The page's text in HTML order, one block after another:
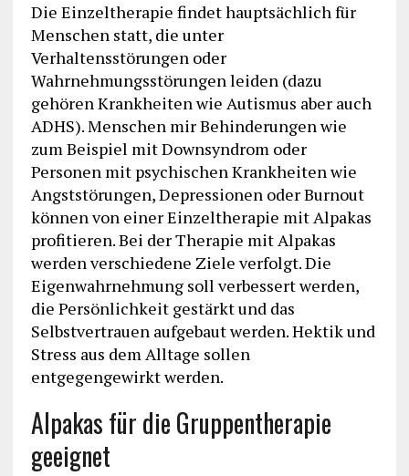
Die Einzeltherapie findet hauptsächlich für
Menschen statt, die unter
Verhaltensstörungen oder
Wahrnehmungsstörungen leiden (dazu
gehören Krankheiten wie Autismus aber auch
ADHS). Menschen mir Behinderungen wie
zum Beispiel mit Downsyndrom oder
Personen mit psychischen Krankheiten wie
Angststörungen, Depressionen oder Burnout
können von einer Einzeltherapie mit Alpakas
profitieren. Bei der Therapie mit Alpakas
werden verschiedene Ziele verfolgt. Die
Eigenwahrnehmung soll verbessert werden,
die Persönlichkeit gestärkt und das
Selbstvertrauen aufgebaut werden. Hektik und
Stress aus dem Alltage sollen
entgegengewirkt werden.
Alpakas für die Gruppentherapie
geeignet